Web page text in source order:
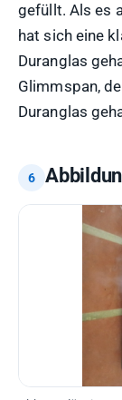
gefüllt. Als es
hat sich eine
Duranglas
Glimmspan,
Duranglas